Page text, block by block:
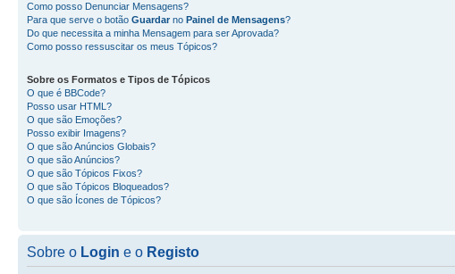
Como posso Denunciar Mensagens?
Para que serve o botão Guardar no Painel de Mensagens?
Do que necessita a minha Mensagem para ser Aprovada?
Como posso ressuscitar os meus Tópicos?
Sobre os Formatos e Tipos de Tópicos
O que é BBCode?
Posso usar HTML?
O que são Emoções?
Posso exibir Imagens?
O que são Anúncios Globais?
O que são Anúncios?
O que são Tópicos Fixos?
O que são Tópicos Bloqueados?
O que são Ícones de Tópicos?
Sobre o Login e o Registo